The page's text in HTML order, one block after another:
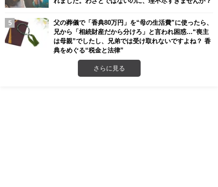
父の葬儀で「香典80万円」を“母の生活費”に使ったら、
兄から「相続財産だから分けろ」と言われ困惑…“喪主
は母親”でしたし、兄弟では受け取れないですよね？ 香
典をめぐる“税金と法律”
さらに見る